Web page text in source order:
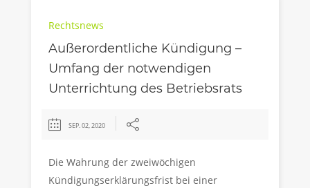
Rechtsnews
Außerordentliche Kündigung –
Umfang der notwendigen
Unterrichtung des Betriebsrats
SEP. 02, 2020
Die Wahrung der zweiwöchigen
Kündigungserklärungsfrist bei einer